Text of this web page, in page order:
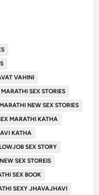
VAHINI
MARATHI SEX STORIES
NEW SEX STORIES
MARATHI KATHA
KATHA
SEX STORY
SEX STOREIS
SEX BOOK
SEXY JHAVAJHAVI